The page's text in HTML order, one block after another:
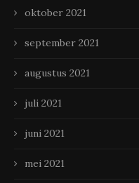
oktober 2021
september 2021
augustus 2021
juli 2021
juni 2021
mei 2021